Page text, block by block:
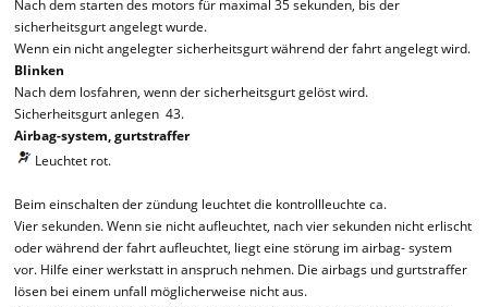
Nach dem starten des motors für maximal 35 sekunden, bis der
sicherheitsgurt angelegt wurde.
Wenn ein nicht angelegter sicherheitsgurt während der fahrt angelegt wird.
Blinken
Nach dem losfahren, wenn der sicherheitsgurt gelöst wird.
Sicherheitsgurt anlegen 43.
Airbag-system, gurtstraffer
Leuchtet rot.
Beim einschalten der zündung leuchtet die kontrollleuchte ca.
Vier sekunden. Wenn sie nicht aufleuchtet, nach vier sekunden nicht erlischt
oder während der fahrt aufleuchtet, liegt eine störung im airbag- system
vor. Hilfe einer werkstatt in anspruch nehmen. Die airbags und gurtstraffer
lösen bei einem unfall möglicherweise nicht aus.